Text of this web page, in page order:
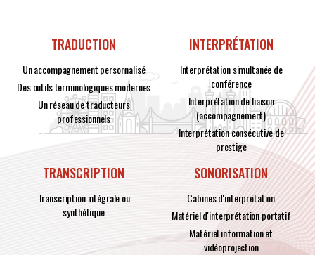
TRADUCTION
Un accompagnement personnalisé
Des outils terminologiques modernes
Un réseau de traducteurs
professionnels
INTERPRÉTATION
Interprétation simultanée de
conférence
Interprétation de liaison
(accompagnement)
Interprétation consécutive de
prestige
TRANSCRIPTION
Transcription intégrale ou
synthétique
SONORISATION
Cabines d'interprétation
Matériel d'interprétation portatif
Matériel information et
vidéoprojection